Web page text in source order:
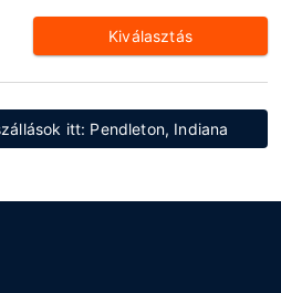
Kiválasztás
itt: Pendleton, Indiana